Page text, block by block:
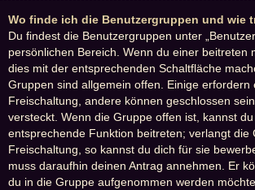
Wo finde ich die Benutzergruppen und wie
Du findest die Benutzergruppen unter
persönlichen Bereich. Wenn du einer beitreten
dies mit der entsprechenden Schaltfläche
Gruppen sind allgemein offen. Einige erfordern
Freischaltung, andere können geschlossen
versteckt. Wenn die Gruppe offen ist, kannst
entsprechende Funktion beitreten; verlangt die
Freischaltung, so kannst du dich für sie
muss daraufhin deinen Antrag annehmen. Er
du in die Gruppe aufgenommen werden